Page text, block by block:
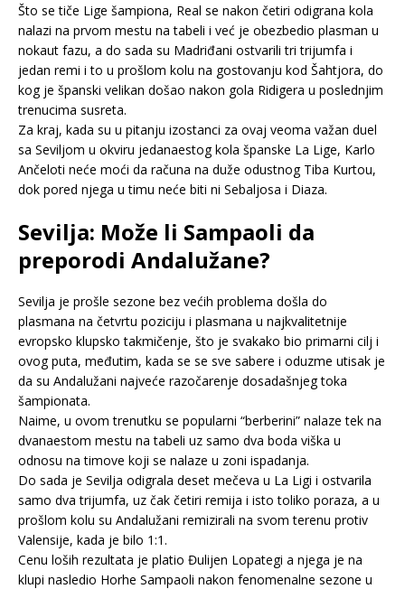
Što se tiče Lige šampiona, Real se nakon četiri odigrana kola
nalazi na prvom mestu na tabeli i već je obezbedio plasman u
nokaut fazu, a do sada su Madriđani ostvarili tri trijumfa i
jedan remi i to u prošlom kolu na gostovanju kod Šahtjora, do
kog je španski velikan došao nakon gola Ridigera u poslednjim
trenucima susreta.
Za kraj, kada su u pitanju izostanci za ovaj veoma važan duel
sa Seviljom u okviru jedanaestog kola španske La Lige, Karlo
Ančeloti neće moći da računa na duže odustnog Tiba Kurtou,
dok pored njega u timu neće biti ni Sebaljosa i Diaza.
Sevilja: Može li Sampaoli da
preporodi Andalužane?
Sevilja je prošle sezone bez većih problema došla do
plasmana na četvrtu poziciju i plasmana u najkvalitetnije
evropsko klupsko takmičenje, što je svakako bio primarni cilj i
ovog puta, međutim, kada se se sve sabere i oduzme utisak je
da su Andalužani najveće razočarenje dosadašnjeg toka
šampionata.
Naime, u ovom trenutku se popularni “berberini” nalaze tek na
dvanaestom mestu na tabeli uz samo dva boda viška u
odnosu na timove koji se nalaze u zoni ispadanja.
Do sada je Sevilja odigrala deset mečeva u La Ligi i ostvarila
samo dva trijumfa, uz čak četiri remija i isto toliko poraza, a u
prošlom kolu su Andalužani remizirali na svom terenu protiv
Valensije, kada je bilo 1:1.
Cenu loših rezultata je platio Đulijen Lopategi a njega je na
klupi nasledio Horhe Sampaoli nakon fenomenalne sezone u